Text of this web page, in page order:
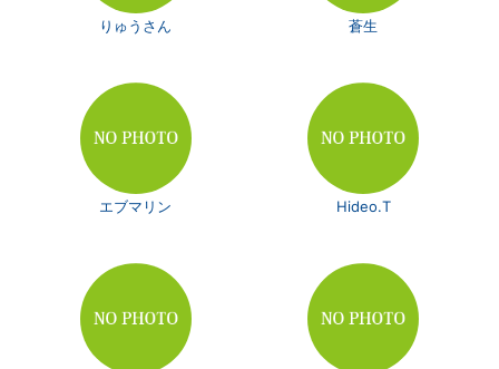
りゅうさん 蒼生
エブマリン Hideo.T